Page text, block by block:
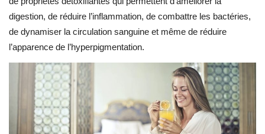
digestion, de réduire l’inflammation, de combattre les bactéries,
de dynamiser la circulation sanguine et même de réduire
l’apparence de l’hyperpigmentation.